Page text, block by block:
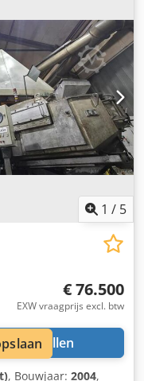
4.200 kN,
drukgietmachine
1998,
300 - 750 mm
500 mm Vrije
125 mm
150 kN Max.
5,0
GS 1200/1400Z
Dcedpfoyngyfjx
1 / 5
€ 76.500
EXW vraagprijs excl. btw
Bellen
, Bouwjaar: 2004,